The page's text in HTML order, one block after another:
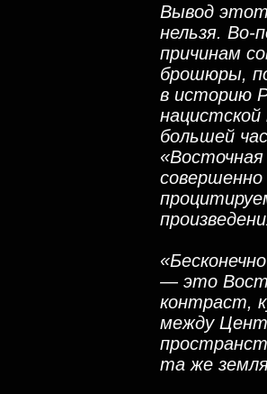
Вывод
нельзя. Во-
причинам
брошюры,
в историю
нацистской
большей
— это
контраст,
между
та же